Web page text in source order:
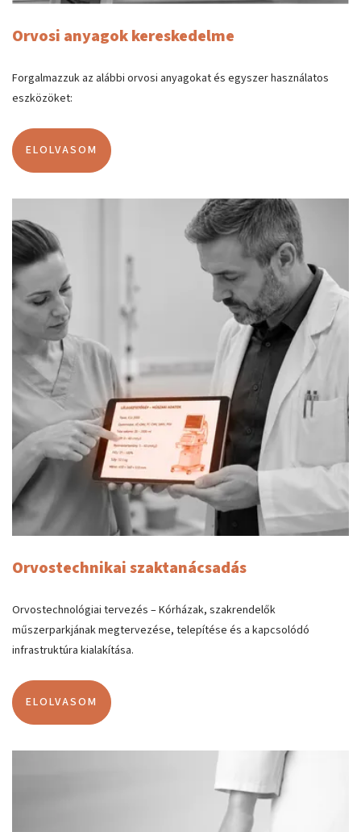
Orvosi anyagok kereskedelme
Forgalmazzuk az alábbi orvosi anyagokat és egyszer használatos
eszközöket:
ELOLVASOM
Orvostechnikai szaktanácsadás
Orvostechnológiai tervezés – Kórházak, szakrendelők
műszerparkjának megtervezése, telepítése és a kapcsolódó
infrastruktúra kialakítása.
ELOLVASOM